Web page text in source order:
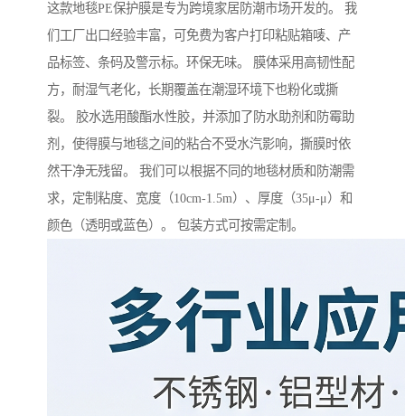
这款地毯PE保护膜是专为跨境家居防潮市场开发的。 我
们工厂出口经验丰富，可免费为客户打印粘贴箱唛、产
品标签、条码及警示标。环保无味。 膜体采用高韧性配
方，耐湿气老化，长期覆盖在潮湿环境下也粉化或撕
裂。 胶水选用酸酯水性胶，并添加了防水助剂和防霉助
剂，使得膜与地毯之间的粘合不受水汽影响，撕膜时依
然干净无残留。 我们可以根据不同的地毯材质和防潮需
求，定制粘度、宽度（10cm-1.5m）、厚度（35μ-μ）和
颜色（透明或蓝色）。 包装方式可按需定制。